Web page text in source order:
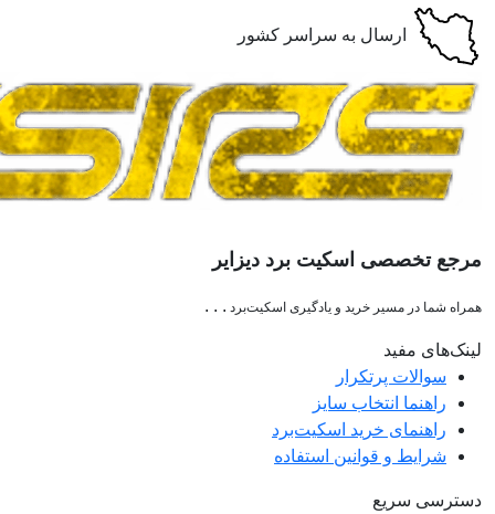
ارسال به سراسر کشور
مرجع تخصصی اسکیت برد دیزایر
همراه شما در مسیر خرید و یادگیری اسکیت‌برد . . .
لینک‌های مفید
سوالات پرتکرار
راهنما انتخاب سایز
راهنمای خرید اسکیت‌برد
شرایط و قوانین استفاده
دسترسی سریع